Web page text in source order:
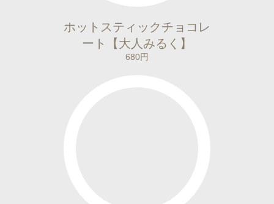
ホットスティックチョコレ
ート【大人みるく】
680円